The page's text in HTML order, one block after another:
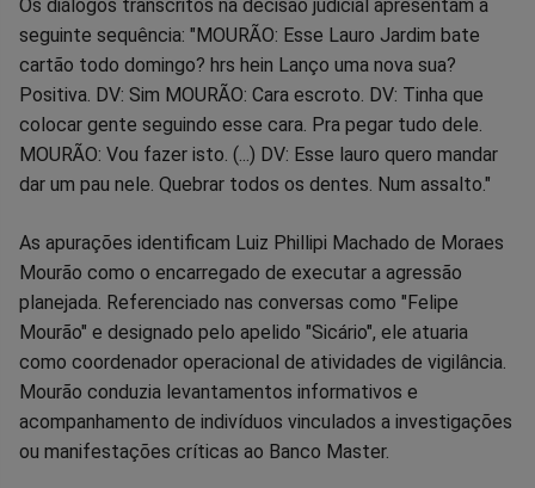
Os diálogos transcritos na decisão judicial apresentam a
seguinte sequência: "MOURÃO: Esse Lauro Jardim bate
cartão todo domingo? hrs hein Lanço uma nova sua?
Positiva. DV: Sim MOURÃO: Cara escroto. DV: Tinha que
colocar gente seguindo esse cara. Pra pegar tudo dele.
MOURÃO: Vou fazer isto. (...) DV: Esse lauro quero mandar
dar um pau nele. Quebrar todos os dentes. Num assalto."
As apurações identificam Luiz Phillipi Machado de Moraes
Mourão como o encarregado de executar a agressão
planejada. Referenciado nas conversas como "Felipe
Mourão" e designado pelo apelido "Sicário", ele atuaria
como coordenador operacional de atividades de vigilância.
Mourão conduzia levantamentos informativos e
acompanhamento de indivíduos vinculados a investigações
ou manifestações críticas ao Banco Master.